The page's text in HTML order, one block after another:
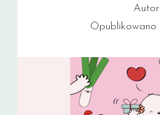
Autor
Opublikowano